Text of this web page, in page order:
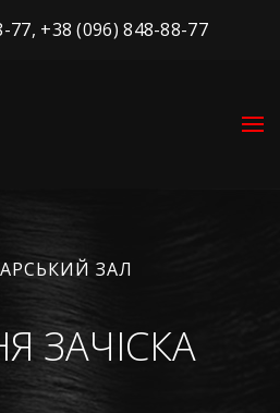
77, +38 (096) 848-88-77
ЗАЛ
ЗАЧІСКА